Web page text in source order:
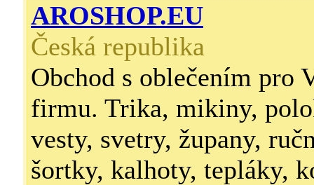
AROSHOP.EU
Česká republika
Obchod s oblečením pro
firmu. Trika, mikiny,
vesty, svetry, župany,
šortky, kalhoty, tepláky,